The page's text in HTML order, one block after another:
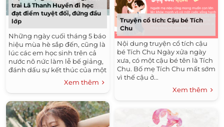
trai Lã Thanh Huyền đi học
đạt điểm tuyệt đối, đứng đầu
lớp
Những ngày cuối tháng 5 báo
hiệu mùa hè sắp đến, cũng là
lúc các em học sinh trên cả
nước nô nức làm lễ bế giảng,
đánh dấu sự kết thúc của một
niên học và tổng kết những
Xem thêm
Truyện cổ tích: Cậu bé Tích
Chu
Nội dung truyện cổ tích cậu
bé Tích Chu Ngày xửa ngày
xưa, có một cậu bé tên là Tích
Chu. Bố mẹ Tích Chu mất sớm
vì thế cậu ở...
Xem thêm